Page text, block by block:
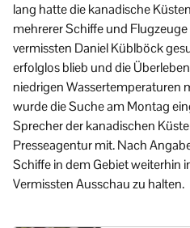
lang hatte die kanadische
mehrerer Schiffe und
vermissten Daniel Küblböck
erfolglos blieb und die
niedrigen Wassertemperaturen
wurde die Suche am Montag
Sprecher der kanadischen
Presseagentur mit. Nach
Schiffe in dem Gebiet weiterhin
Vermissten Ausschau zu halten.